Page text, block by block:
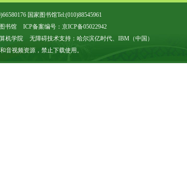
国家图书馆Tel:(010)88545961
书馆
ICP备案编号：京ICP备05022942
机学院
无障碍技术支持：哈尔滨亿时代、IBM（中国）
音视频资源，禁止下载使用。